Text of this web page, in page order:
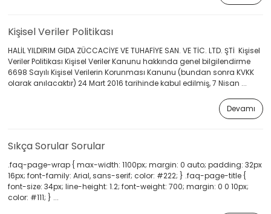
Kişisel Veriler Politikası
HALİL YILDIRIM GIDA ZÜCCACİYE VE TUHAFİYE SAN. VE TİC. LTD. ŞTİ Kişisel
Veriler Politikası Kişisel Veriler Kanunu hakkında genel bilgilendirme
6698 Sayılı Kişisel Verilerin Korunması Kanunu (bundan sonra KVKK
olarak anılacaktır) 24 Mart 2016 tarihinde kabul edilmiş, 7 Nisan ...
Devamı
Sıkça Sorular Sorular
.faq-page-wrap { max-width: 1100px; margin: 0 auto; padding: 32px
16px; font-family: Arial, sans-serif; color: #222; } .faq-page-title {
font-size: 34px; line-height: 1.2; font-weight: 700; margin: 0 0 10px;
color: #111; } ...